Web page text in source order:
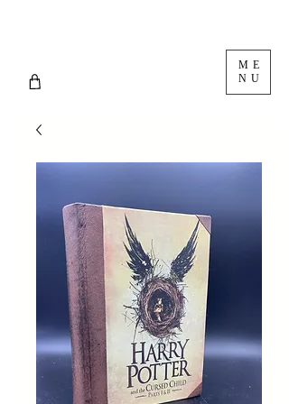
ME
NU